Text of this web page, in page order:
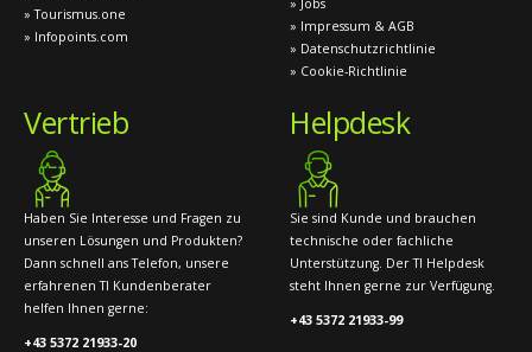
» Tourismus.one
» Infopoints.com
» Jobs
» Impressum & AGB
» Datenschutzrichtlinie
» Cookie-Richtlinie
Vertrieb
Haben Sie Interesse und Fragen zu
unseren Lösungen und Produkten?
Dann schnell ans Telefon, unsere
erfahrenen TI Kundenberater
helfen Ihnen gerne:
+43 5372 21933-20
Helpdesk
Sie sind Kunde und brauchen
technische oder fachliche
Unterstützung. Der TI Helpdesk
steht Ihnen gerne zur Verfügung.
+43 5372 21933-99